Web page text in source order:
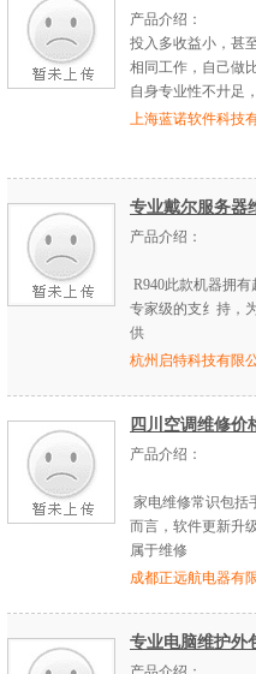
产品介绍：
投入多收益小，甚
相同工作，自己做
自身专业性不廾足
上海蓝诺软件科技
专业戴尔服务器
产品介绍：
R940此款机器拥
专家级的支纟持，
供
杭州启特科技有限
四川空调维修价
产品介绍：
家电维修常识包括
而言，软件更新升
属于维修
成都正远航电器有
专业电脑维护外